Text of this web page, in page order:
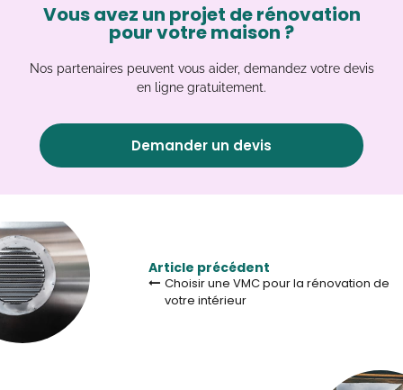
Vous avez un projet de rénovation
pour votre maison ?
Nos partenaires peuvent vous aider, demandez votre devis
en ligne gratuitement.
Demander un devis
Article précédent
Choisir une VMC pour la rénovation de
votre intérieur